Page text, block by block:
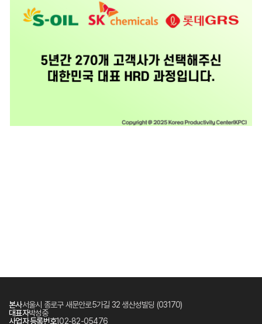
본사서울시 종로구 새문안로5가길 32 생산성빌딩 (03170)
대표자박성중
사업자 등록번호102-82-05476